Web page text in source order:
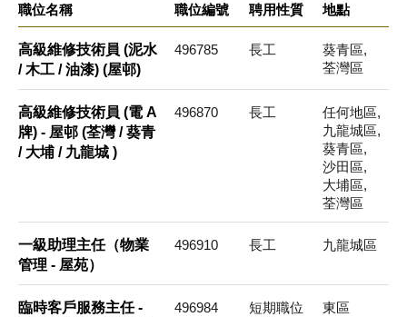
職位名稱 職位編號 聘用性質 地點
高級維修技術員 (泥水
/ 木工 / 油漆) (屋邨)
496785 長工
葵青區,
荃灣區
高級維修技術員 (電 A
牌) - 屋邨 (荃灣 / 葵青
/ 大埔 / 九龍城 )
496870 長工
任何地區,
九龍城區,
葵青區,
沙田區,
大埔區,
荃灣區
一級助理主任（物業
管理 - 屋苑）
496910 長工 九龍城區
臨時客戶服務主任 -
496984
短期職位
東區